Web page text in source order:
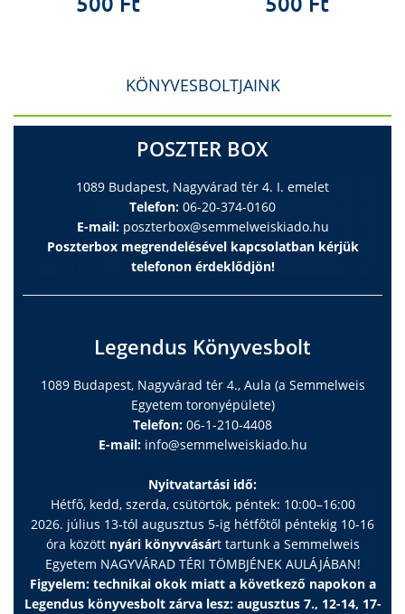
KÖNYVESBOLTJAINK
POSZTER BOX
1089 Budapest, Nagyvárad tér 4. I. emelet
Telefon: 06-20-374-0160
E-mail: poszterbox@semmelweiskiado.hu
Poszterbox megrendelésével kapcsolatban kérjük
telefonon érdeklődjön!
Legendus Könyvesbolt
1089 Budapest, Nagyvárad tér 4., Aula (a Semmelweis
Egyetem toronyépülete)
Telefon: 06-1-210-4408
E-mail: info@semmelweiskiado.hu
Nyitvatartási idő:
Hétfő, kedd, szerda, csütörtök, péntek: 10:00–16:00
2026. július 13-tól augusztus 5-ig hétfőtől péntekig 10-16
óra között nyári könyvvásárt tartunk a Semmelweis
Egyetem NAGYVÁRAD TÉRI TÖMBJÉNEK AULÁJÁBAN!
Figyelem: technikai okok miatt a következő napokon a
Legendus könyvesbolt zárva lesz: augusztus 7., 12-14, 17-